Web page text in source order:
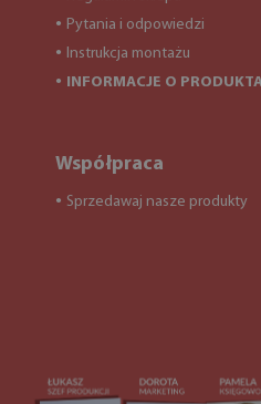
● Pytania i odpowiedzi
● Instrukcja montażu
● INFORMACJE O
Współpraca
● Sprzedawaj nasze produkty